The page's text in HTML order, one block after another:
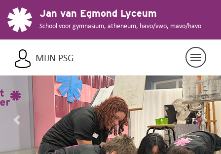
Jan van Egmond Lyceum
School voor gymnasium, atheneum, havo/vwo, mavo/havo
MIJN PSG
Previous